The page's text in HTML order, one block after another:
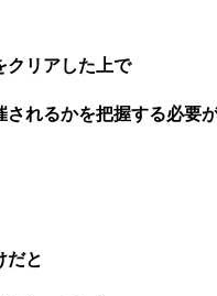
クリアした上で
れるかを把握する必要が
だと